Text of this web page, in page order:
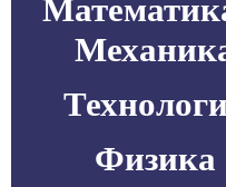
Физика